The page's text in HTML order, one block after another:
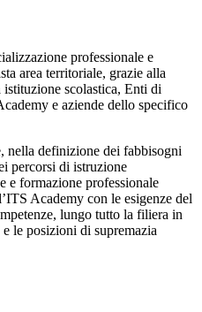
professionale e
area territoriale, grazie alla
scolastica, Enti di
e aziende dello specifico
nella definizione dei fabbisogni
percorsi di istruzione
e formazione professionale
Academy con le esigenze del
lungo tutto la filiera in
le posizioni di supremazia